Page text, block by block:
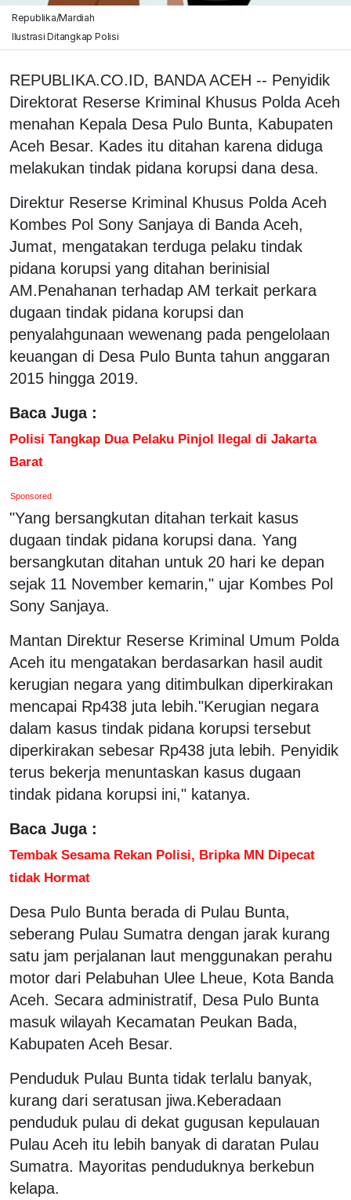
Republika/Mardiah
Ilustrasi Ditangkap Polisi
REPUBLIKA.CO.ID, BANDA ACEH -- Penyidik
Direktorat Reserse Kriminal Khusus Polda Aceh
menahan Kepala Desa Pulo Bunta, Kabupaten
Aceh Besar. Kades itu ditahan karena diduga
melakukan tindak pidana korupsi dana desa.
Direktur Reserse Kriminal Khusus Polda Aceh
Kombes Pol Sony Sanjaya di Banda Aceh,
Jumat, mengatakan terduga pelaku tindak
pidana korupsi yang ditahan berinisial
AM.Penahanan terhadap AM terkait perkara
dugaan tindak pidana korupsi dan
penyalahgunaan wewenang pada pengelolaan
keuangan di Desa Pulo Bunta tahun anggaran
2015 hingga 2019.
Baca Juga :
Polisi Tangkap Dua Pelaku Pinjol Ilegal di Jakarta
Barat
Sponsored
"Yang bersangkutan ditahan terkait kasus
dugaan tindak pidana korupsi dana. Yang
bersangkutan ditahan untuk 20 hari ke depan
sejak 11 November kemarin," ujar Kombes Pol
Sony Sanjaya.
Mantan Direktur Reserse Kriminal Umum Polda
Aceh itu mengatakan berdasarkan hasil audit
kerugian negara yang ditimbulkan diperkirakan
mencapai Rp438 juta lebih."Kerugian negara
dalam kasus tindak pidana korupsi tersebut
diperkirakan sebesar Rp438 juta lebih. Penyidik
terus bekerja menuntaskan kasus dugaan
tindak pidana korupsi ini," katanya.
Baca Juga :
Tembak Sesama Rekan Polisi, Bripka MN Dipecat
tidak Hormat
Desa Pulo Bunta berada di Pulau Bunta,
seberang Pulau Sumatra dengan jarak kurang
satu jam perjalanan laut menggunakan perahu
motor dari Pelabuhan Ulee Lheue, Kota Banda
Aceh. Secara administratif, Desa Pulo Bunta
masuk wilayah Kecamatan Peukan Bada,
Kabupaten Aceh Besar.
Penduduk Pulau Bunta tidak terlalu banyak,
kurang dari seratusan jiwa.Keberadaan
penduduk pulau di dekat gugusan kepulauan
Pulau Aceh itu lebih banyak di daratan Pulau
Sumatra. Mayoritas penduduknya berkebun
kelapa.